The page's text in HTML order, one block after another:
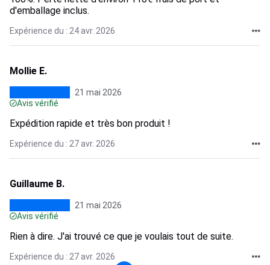
d'emballage inclus.
Expérience du : 24 avr. 2026
Mollie E.
21 mai 2026
Avis vérifié
Expédition rapide et très bon produit !
Expérience du : 27 avr. 2026
Guillaume B.
21 mai 2026
Avis vérifié
Rien à dire. J'ai trouvé ce que je voulais tout de suite.
Expérience du : 27 avr. 2026